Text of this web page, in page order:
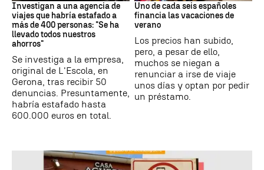
Investigan a una agencia de
viajes que habría estafado a
más de 400 personas: "Se ha
llevado todos nuestros
ahorros"
Se investiga a la empresa,
original de L'Escola, en
Gerona, tras recibir 50
denuncias. Presuntamente,
habría estafado hasta
600.000 euros en total.
Uno de cada seis españoles
financia las vacaciones de
verano
Los precios han subido,
pero, a pesar de ello,
muchos se niegan a
renunciar a irse de viaje
unos días y optan por pedir
un préstamo.